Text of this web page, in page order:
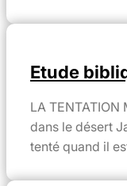
Etude
LA TENTATION
dans le désert
tenté quand il